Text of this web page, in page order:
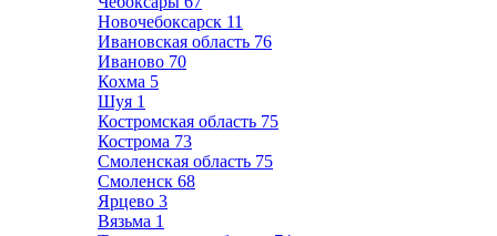
Новочебоксарск 11
Ивановская область 76
Иваново 70
Кохма 5
Шуя 1
Костромская область 75
Кострома 73
Смоленская область 75
Смоленск 68
Ярцево 3
Вязьма 1